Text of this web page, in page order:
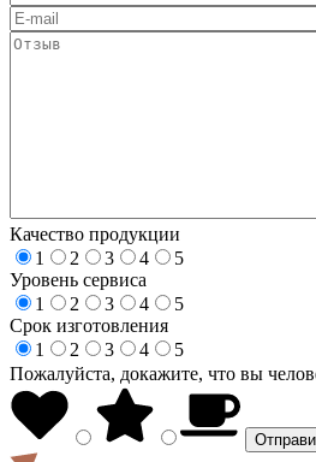
Качество продукции
1
2 3 4
5
Уровень сервиса
1
2 3 4
5
Срок изготовления
1
2 3 4
5
Пожалуйста, докажите, что вы